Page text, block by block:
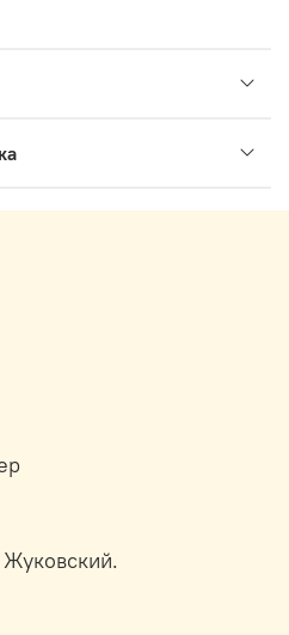
Жуковский.